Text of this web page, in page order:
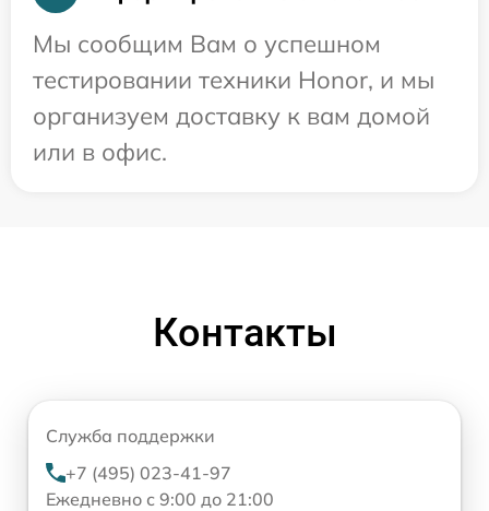
Мы сообщим Вам о успешном
тестировании техники Honor, и мы
организуем доставку к вам домой
или в офис.
Контакты
Служба поддержки
+7 (495) 023-41-97
Ежедневно с 9:00 до 21:00